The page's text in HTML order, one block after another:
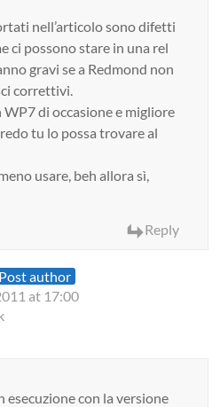
nell’articolo sono difetti
ci possono stare in una rel
gravi se a Redmond non
correttivi.
di occasione e migliore
tu lo possa trovare al
usare, beh allora sì,
Reply
Post author
at 17:00
esecuzione con la versione